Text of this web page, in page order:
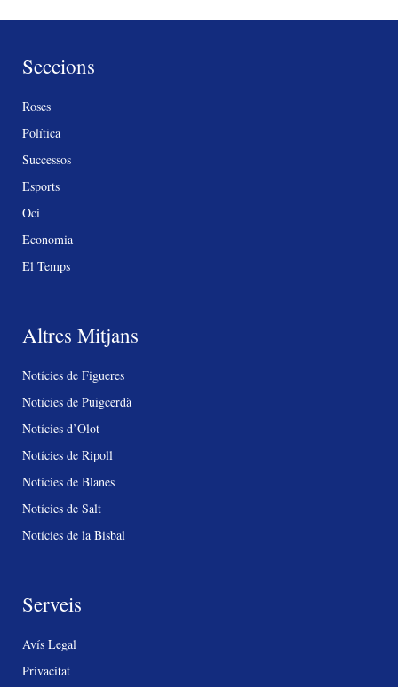
Seccions
Roses
Política
Successos
Esports
Oci
Economia
El Temps
Altres Mitjans
Notícies de Figueres
Notícies de Puigcerdà
Notícies d’Olot
Notícies de Ripoll
Notícies de Blanes
Notícies de Salt
Notícies de la Bisbal
Serveis
Avís Legal
Privacitat